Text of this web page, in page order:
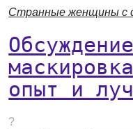
Странные женщины с
опыт и
?